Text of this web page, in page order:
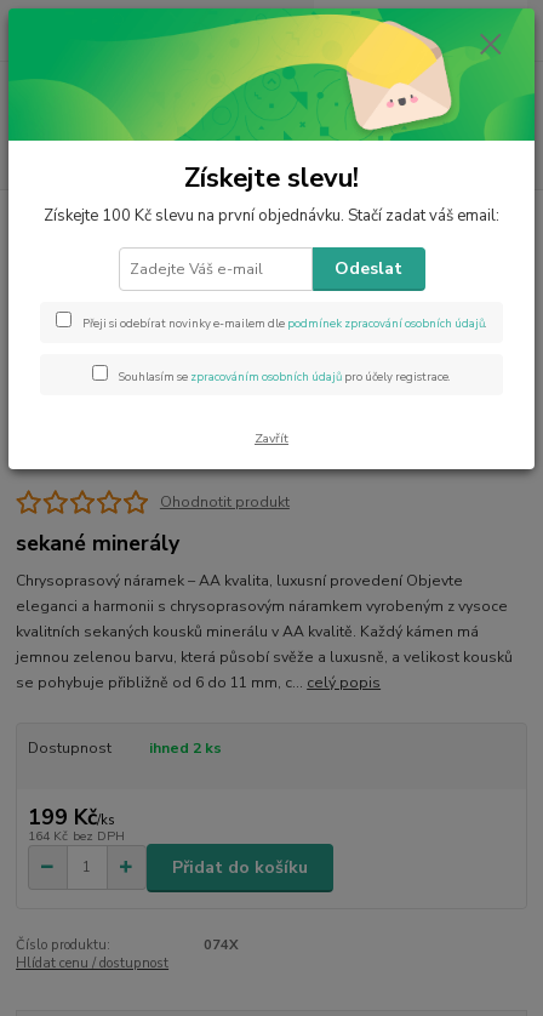
ks
0 Kč
Úvod Šperky z minerálů Náramky Luxusní
Chrysopras náramek
Chrysopras náramek v AA kvalitě
Ohodnotit produkt
sekané minerály
Chrysoprasový náramek – AA kvalita, luxusní provedení Objevte
eleganci a harmonii s chrysoprasovým náramkem vyrobeným z vysoce
kvalitních sekaných kousků minerálu v AA kvalitě. Každý kámen má
jemnou zelenou barvu, která působí svěže a luxusně, a velikost kousků
se pohybuje přibližně od 6 do 11 mm, c... celý popis
Dostupnost ihned 2 ks
199 Kč/ks
164 Kč bez DPH
Přidat do košíku
Číslo produktu:
074X
Hlídat cenu / dostupnost
Získejte slevu!
Získejte 100 Kč slevu na první objednávku. Stačí zadat váš email:
Odeslat
Přeji si odebírat novinky e-mailem dle podmínek zpracování osobních údajů.
Souhlasím se zpracováním osobních údajů pro účely registrace.
Zavřít